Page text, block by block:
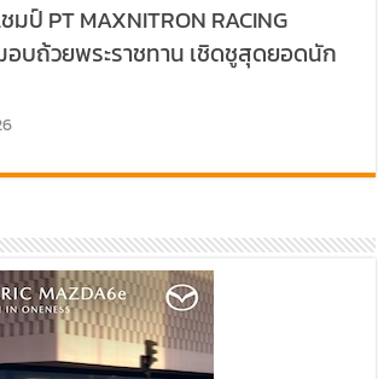
ป์ PT MAXNITRON RACING
อบถ้วยพระราชทาน เชิดชูสุดยอดนัก